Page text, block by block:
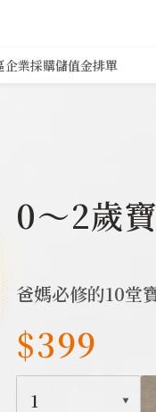
企業採購儲值金排單
0～2歲
爸媽必修的10堂
$399
1